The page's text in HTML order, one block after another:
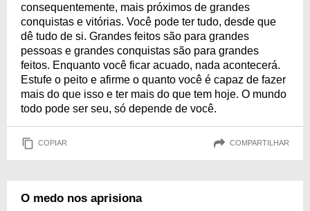
consequentemente, mais próximos de grandes
conquistas e vitórias. Você pode ter tudo, desde que
dê tudo de si. Grandes feitos são para grandes
pessoas e grandes conquistas são para grandes
feitos. Enquanto você ficar acuado, nada acontecerá.
Estufe o peito e afirme o quanto você é capaz de fazer
mais do que isso e ter mais do que tem hoje. O mundo
todo pode ser seu, só depende de você.
COPIAR COMPARTILHAR
O medo nos aprisiona